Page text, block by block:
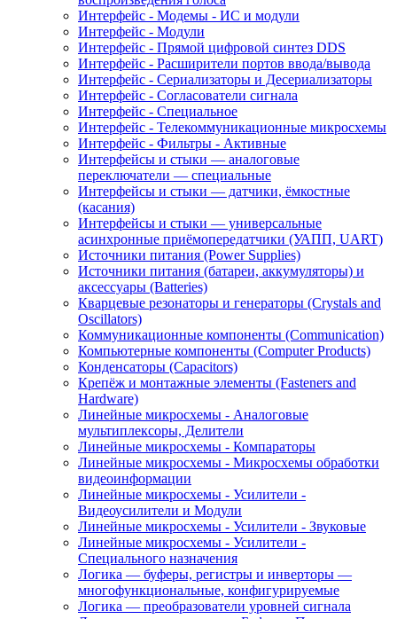
Интерфейс - Модемы - ИС и модули
Интерфейс - Модули
Интерфейс - Прямой цифровой синтез DDS
Интерфейс - Расширители портов ввода/вывода
Интерфейс - Сериализаторы и Десериализаторы
Интерфейс - Согласователи сигнала
Интерфейс - Специальное
Интерфейс - Телекоммуникационные микросхемы
Интерфейс - Фильтры - Активные
Интерфейсы и стыки — аналоговые
переключатели — специальные
Интерфейсы и стыки — датчики, ёмкостные
(касания)
Интерфейсы и стыки — универсальные
асинхронные приёмопередатчики (УАПП, UART)
Источники питания (Power Supplies)
Источники питания (батареи, аккумуляторы) и
аксессуары (Batteries)
Кварцевые резонаторы и генераторы (Crystals and
Oscillators)
Коммуникационные компоненты (Communication)
Компьютерные компоненты (Computer Products)
Конденсаторы (Capacitors)
Крепёж и монтажные элементы (Fasteners and
Hardware)
Линейные микросхемы - Аналоговые
мультиплексоры, Делители
Линейные микросхемы - Компараторы
Линейные микросхемы - Микросхемы обработки
видеоинформации
Линейные микросхемы - Усилители -
Видеоусилители и Модули
Линейные микросхемы - Усилители - Звуковые
Линейные микросхемы - Усилители -
Специального назначения
Логика — буферы, регистры и инверторы —
многофункциональные, конфигурируемые
Логика — преобразователи уровней сигнала